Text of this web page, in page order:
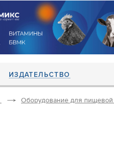
ИЗДАТЕЛЬСТВО
Оборудование для